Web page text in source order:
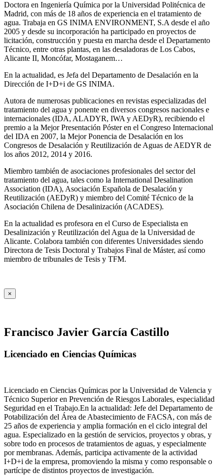
Doctora en Ingeniería Química por la Universidad Politécnica de
Madrid, con más de 18 años de experiencia en el tratamiento de
agua. Trabaja en GS INIMA ENVIRONMENT, S.A desde el año
2005 y desde su incorporación ha participado en proyectos de
licitación, construcción y puesta en marcha desde el Departamento
Técnico, entre otras plantas, en las desaladoras de Los Cabos,
Alicante II, Moncófar, Mostaganem…
En la actualidad, es Jefa del Departamento de Desalación en la
Dirección de I+D+i de GS INIMA.
Autora de numerosas publicaciones en revistas especializadas del
tratamiento del agua y ponente en diversos congresos nacionales e
internacionales (IDA, ALADYR, IWA y AEDyR), recibiendo el
premio a la Mejor Presentación Póster en el Congreso Internacional
del IDA en 2007, la Mejor Ponencia de Desalación en los
Congresos de Desalación y Reutilización de Aguas de AEDYR de
los años 2012, 2014 y 2016.
Miembro también de asociaciones profesionales del sector del
tratamiento del agua, tales como la International Desalination
Association (IDA), Asociación Española de Desalación y
Reutilización (AEDyR) y miembro del Comité Técnico de la
Asociación Chilena de Desalinización (ACADES).
En la actualidad es profesora en el Curso de Especialista en
Desalinización y Reutilización del Agua de la Universidad de
Alicante. Colabora también con diferentes Universidades siendo
Directora de Tesis Doctoral y Trabajos Final de Máster, así como
miembro de tribunales de Tesis y TFM.
×
Francisco Javier García Castillo
Licenciado en Ciencias Químicas
Licenciado en Ciencias Químicas por la Universidad de Valencia y
Técnico Superior en Prevención de Riesgos Laborales, especialidad
Seguridad en el Trabajo.En la actualidad: Jefe del Departamento de
Potabilización del Área de Abastecimiento de FACSA, con más de
25 años de experiencia y amplia formación en el ciclo integral del
agua. Especializado en la gestión de servicios, proyectos y obras, y
sobre todo en procesos de tratamientos de aguas, y especialmente
por membranas. Además, participa activamente de la actividad
I+D+i de la empresa, promoviendo la misma y como responsable o
partícipe de distintos proyectos de investigación.